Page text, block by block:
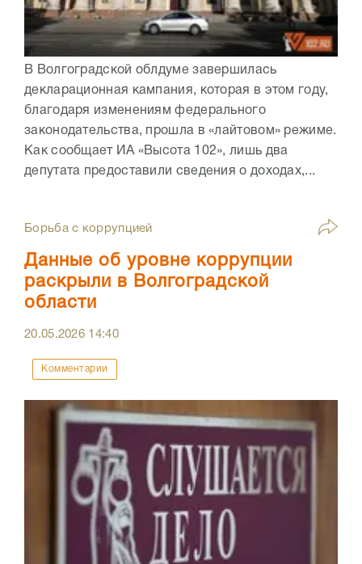
В Волгоградской облдуме завершилась
декларационная кампания, которая в этом году,
благодаря изменениям федерального
законодательства, прошла в «лайтовом» режиме.
Как сообщает ИА «Высота 102», лишь два
депутата предоставили сведения о доходах,...
Борьба с коррупцией
Данные об уровне коррупции
раскрыли в Волгоградской
области
20.05.2026 14:40
Комментарии